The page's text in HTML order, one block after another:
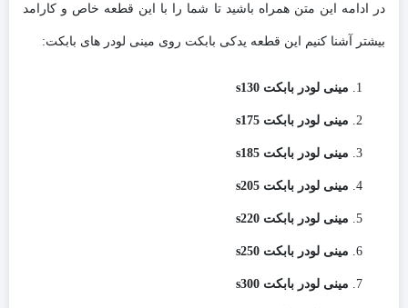
در ادامه این متن همراه باشید تا شما را با این قطعه خاص و کارامد
بیشتر آشنا کنیم این قطعه یدکی بابکت روی مینی لودر های بابکت:
مینی لودر بابکت s130
مینی لودر بابکت s175
مینی لودر بابکت s185
مینی لودر بابکت s205
مینی لودر بابکت s220
مینی لودر بابکت s250
مینی لودر بابکت s300